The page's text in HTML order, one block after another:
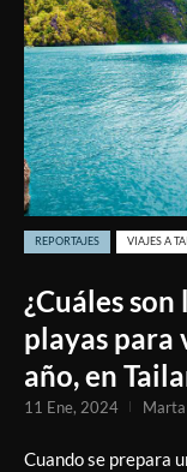
¿Cuáles
playas para
año, en
REPORTAJES VIAJES A
Cuando se prepara
11 Ene, 2024 Marta